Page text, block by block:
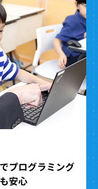
プログラミング
安心